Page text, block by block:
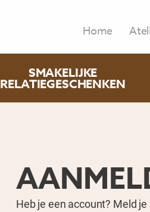
Home
SMAKELIJKE
RELATIEGESCHENKEN
Heb je een account? Meld